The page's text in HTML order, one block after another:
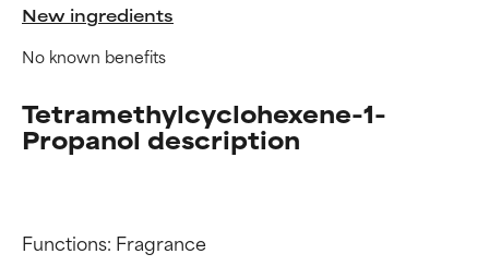
New ingredients
No known benefits
Tetramethylcyclohexene-1-
Propanol description
Functions: Fragrance